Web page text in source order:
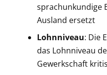
sprachunkundige
Ausland ersetzt
Lohnniveau: Die
das Lohnniveau
Gewerkschaft